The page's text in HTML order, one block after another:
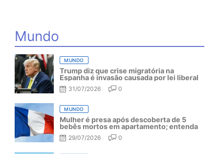
Mundo
MUNDO
Trump diz que crise migratória na
Espanha é invasão causada por lei liberal
31/07/2026 0
MUNDO
Mulher é presa após descoberta de 5
bebês mortos em apartamento; entenda
29/07/2026 0